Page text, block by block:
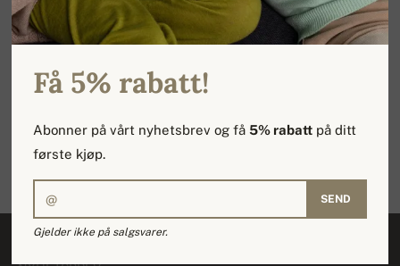
Få 5% rabatt!
Abonner på vårt nyhetsbrev og få5% rabatt på ditt
første kjøp.
SEND
Gjelder ikke på salgsvarer.